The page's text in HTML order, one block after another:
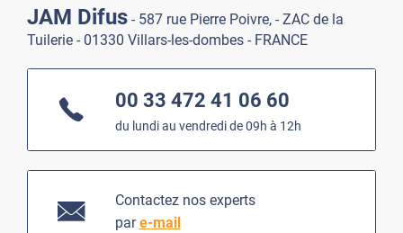
JAM Difus - 587 rue Pierre Poivre, - ZAC de la
Tuilerie - 01330 Villars-les-dombes - FRANCE
00 33 472 41 06 60
du lundi au vendredi de 09h à 12h
Contactez nos experts
pare-mail